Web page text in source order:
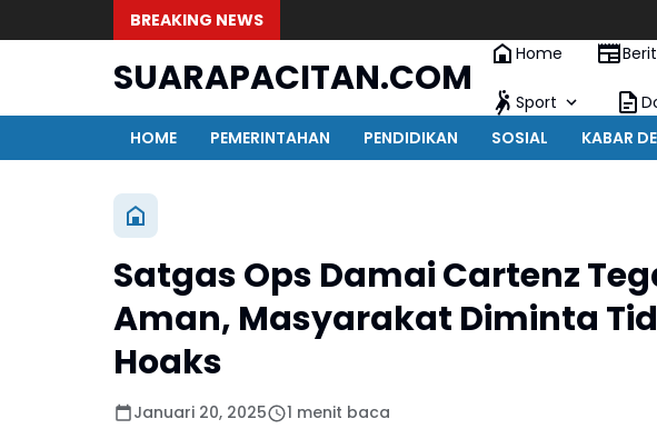
BREAKING NEWS
SUARAPACITAN.COM
Home
Sport
HOME
PEMERINTAHAN PENDIDIKAN SOSIAL KABAR
Satgas Ops Damai Cartenz
Aman, Masyarakat Diminta
Hoaks
Januari 20, 2025 1 menit baca